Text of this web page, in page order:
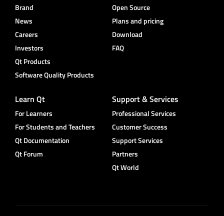
Brand
News
Careers
Investors
Qt Products
Software Quality Products
Open Source
Plans and pricing
Download
FAQ
Learn Qt
For Learners
For Students and Teachers
Qt Documentation
Qt Forum
Support & Services
Professional Services
Customer Success
Support Services
Partners
Qt World